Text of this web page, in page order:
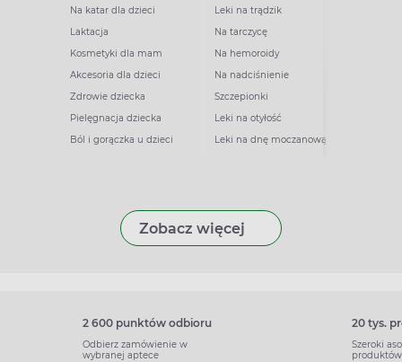
Na katar dla dzieci
Laktacja
Kosmetyki dla mam
Akcesoria dla dzieci
Zdrowie dziecka
Pielęgnacja dziecka
Ból i gorączka u dzieci
Leki na trądzik
Na tarczycę
Na hemoroidy
Na nadciśnienie
Szczepionki
Leki na otyłość
Leki na dnę moczanową
Zobacz więcej
2 600 punktów odbioru
Odbierz zamówienie w
wybranej aptece
20 tys.
Szeroki
produktów